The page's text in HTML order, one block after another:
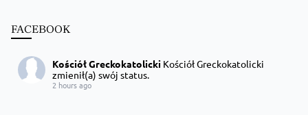
FACEBOOK
Kościół Greckokatolicki Kościół Greckokatolicki
zmienił(a) swój status.
2 hours ago